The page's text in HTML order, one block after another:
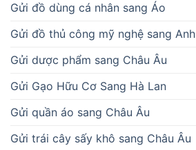
Gửi đồ dùng cá nhân sang Áo
Gửi đồ thủ công mỹ nghệ sang Anh
Gửi dược phẩm sang Châu Âu
Gửi Gạo Hữu Cơ Sang Hà Lan
Gửi quần áo sang Châu Âu
Gửi trái cây sấy khô sang Châu Âu